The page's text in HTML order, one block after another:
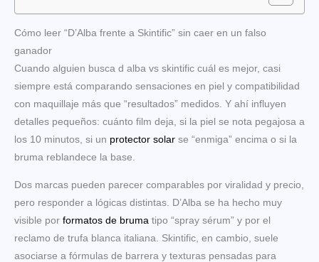
Cómo leer “D’Alba frente a Skintific” sin caer en un falso
ganador
Cuando alguien busca d alba vs skintific cuál es mejor, casi
siempre está comparando sensaciones en piel y compatibilidad
con maquillaje más que “resultados” medidos. Y ahí influyen
detalles pequeños: cuánto film deja, si la piel se nota pegajosa a
los 10 minutos, si un protector solar se “enmiga” encima o si la
bruma reblandece la base.
Dos marcas pueden parecer comparables por viralidad y precio,
pero responder a lógicas distintas. D’Alba se ha hecho muy
visible por formatos de bruma tipo “spray sérum” y por el
reclamo de trufa blanca italiana. Skintific, en cambio, suele
asociarse a fórmulas de barrera y texturas pensadas para